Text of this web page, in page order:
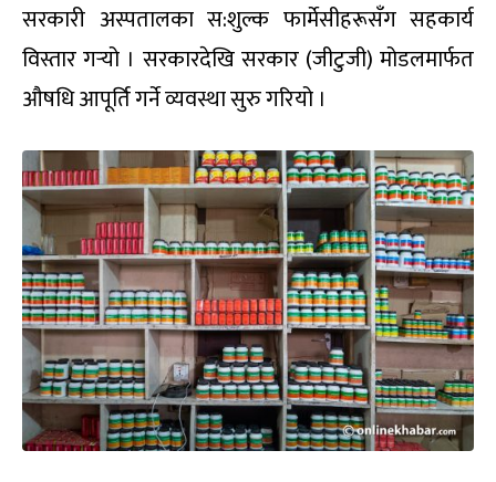
सरकारी अस्पतालका स:शुल्क फार्मेसीहरूसँग सहकार्य
विस्तार गर्‍यो । सरकारदेखि सरकार (जीटुजी) मोडलमार्फत
औषधि आपूर्ति गर्ने व्यवस्था सुरु गरियो ।